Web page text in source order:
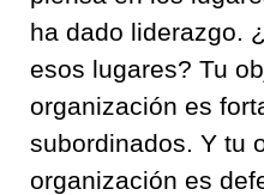
ha dado liderazgo.
esos lugares? Tu
organización es
subordinados. Y tu
organización es